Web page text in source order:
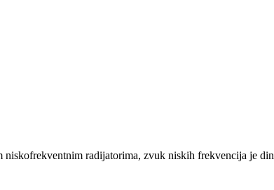
radijatorima, zvuk niskih frekvencija je